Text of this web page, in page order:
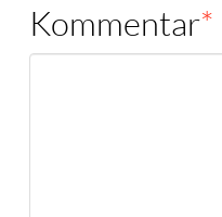
Kommentar*